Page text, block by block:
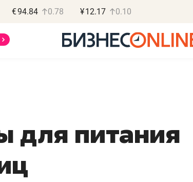
€94.84 0.78 ¥12.17 0.10
для питания